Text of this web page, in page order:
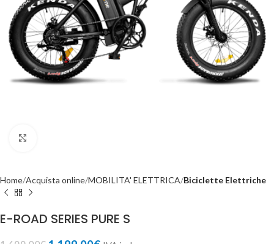
Home Acquista online MOBILITA' ELETTRICA Biciclette Elettriche
E-ROAD SERIES PURE S